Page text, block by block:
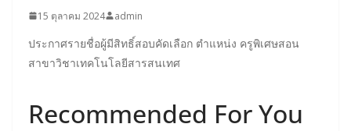
15 ตุลาคม 2024 admin
ประกาศรายชื่อผู้มีสิทธิ์สอบคัดเลือก ตำแหน่ง ครูพิเศษสอน
สาขาวิชาเทคโนโลยีสารสนเทศ
Recommended For You